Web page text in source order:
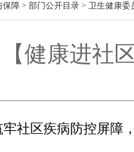
保障 > 部门公开目录 > 卫生健康委
【健康进社
社区疾病防控屏障